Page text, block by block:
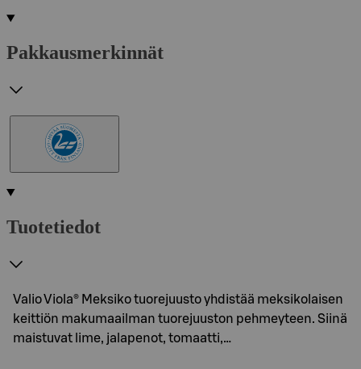
Pakkausmerkinnät
Tuotetiedot
Valio Viola® Meksiko tuorejuusto yhdistää meksikolaisen
keittiön makumaailman tuorejuuston pehmeyteen. Siinä
maistuvat lime, jalapenot, tomaatti,…